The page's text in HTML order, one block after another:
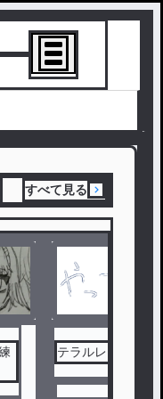
すべて見る
テラルレ！